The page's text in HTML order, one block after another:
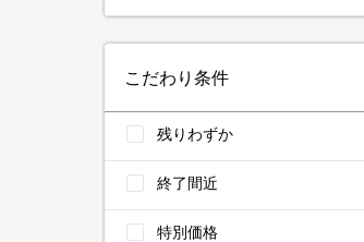
こだわり条件
残りわずか
終了間近
特別価格